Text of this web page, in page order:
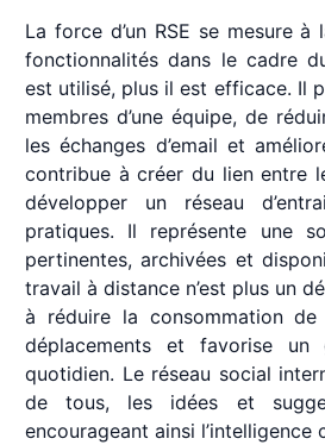
La force d’un RSE se mesure
fonctionnalités dans le cadre
est utilisé, plus il est efficace. Il
membres d’une équipe, de
les échanges d’email et
contribue à créer du lien entre
développer un réseau
pratiques. Il représente une
pertinentes, archivées et
travail à distance n’est plus un
à réduire la consommation de
déplacements et favorise
quotidien. Le réseau social
de tous, les idées et
encourageant ainsi l’intelligence